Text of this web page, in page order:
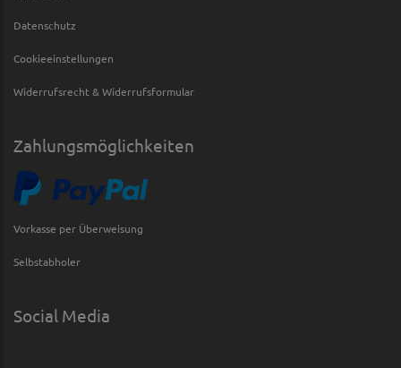
Datenschutz
Cookieeinstellungen
Widerrufsrecht & Widerrufsformular
Zahlungsmöglichkeiten
Vorkasse per Überweisung
Selbstabholer
Social Media